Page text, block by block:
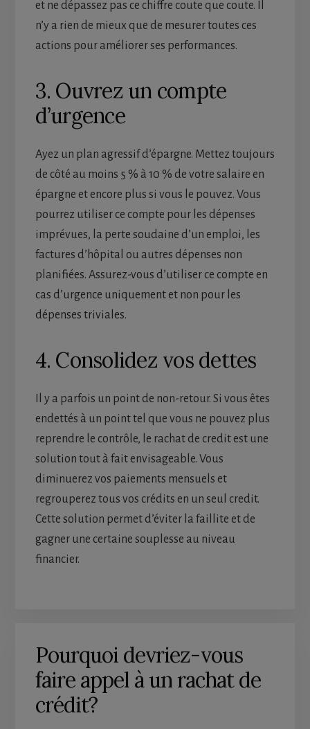
et ne dépassez pas ce chiffre coute que coute. Il
n’y a rien de mieux que de mesurer toutes ces
actions pour améliorer ses performances.
3. Ouvrez un compte
d’urgence
Ayez un plan agressif d’épargne. Mettez toujours
de côté au moins 5 % à 10 % de votre salaire en
épargne et encore plus si vous le pouvez. Vous
pourrez utiliser ce compte pour les dépenses
imprévues, la perte soudaine d’un emploi, les
factures d’hôpital ou autres dépenses non
planifiées. Assurez-vous d’utiliser ce compte en
cas d’urgence uniquement et non pour les
dépenses triviales.
4. Consolidez vos dettes
Il y a parfois un point de non-retour. Si vous êtes
endettés à un point tel que vous ne pouvez plus
reprendre le contrôle, le rachat de credit est une
solution tout à fait envisageable. Vous
diminuerez vos paiements mensuels et
regrouperez tous vos crédits en un seul credit.
Cette solution permet d’éviter la faillite et de
gagner une certaine souplesse au niveau
financier.
Pourquoi devriez-vous
faire appel à un rachat de
crédit?